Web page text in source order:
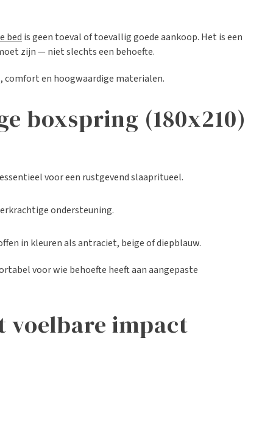
bed is geen toeval of toevallig goede aankoop. Het is een
zijn — niet slechts een behoefte.
comfort en hoogwaardige materialen.
boxspring (180x210)
voor een rustgevend slaapritueel.
ondersteuning.
in kleuren als antraciet, beige of diepblauw.
voor wie behoefte heeft aan aangepaste
voelbare impact